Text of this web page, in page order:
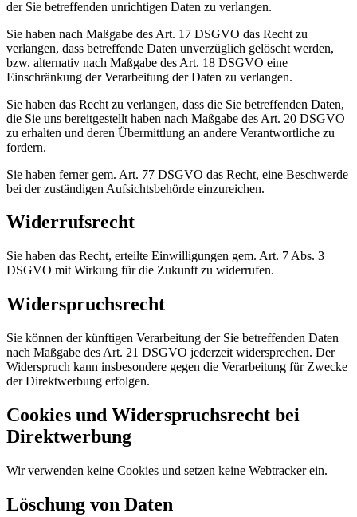
der Sie betreffenden unrichtigen Daten zu verlangen.
Sie haben nach Maßgabe des Art. 17 DSGVO das Recht zu
verlangen, dass betreffende Daten unverzüglich gelöscht werden,
bzw. alternativ nach Maßgabe des Art. 18 DSGVO eine
Einschränkung der Verarbeitung der Daten zu verlangen.
Sie haben das Recht zu verlangen, dass die Sie betreffenden Daten,
die Sie uns bereitgestellt haben nach Maßgabe des Art. 20 DSGVO
zu erhalten und deren Übermittlung an andere Verantwortliche zu
fordern.
Sie haben ferner gem. Art. 77 DSGVO das Recht, eine Beschwerde
bei der zuständigen Aufsichtsbehörde einzureichen.
Widerrufsrecht
Sie haben das Recht, erteilte Einwilligungen gem. Art. 7 Abs. 3
DSGVO mit Wirkung für die Zukunft zu widerrufen.
Widerspruchsrecht
Sie können der künftigen Verarbeitung der Sie betreffenden Daten
nach Maßgabe des Art. 21 DSGVO jederzeit widersprechen. Der
Widerspruch kann insbesondere gegen die Verarbeitung für Zwecke
der Direktwerbung erfolgen.
Cookies und Widerspruchsrecht bei
Direktwerbung
Wir verwenden keine Cookies und setzen keine Webtracker ein.
Löschung von Daten